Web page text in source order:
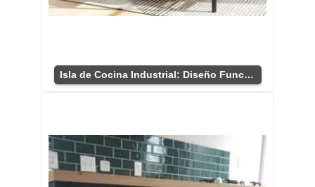
Isla de Cocina Industrial: Diseño Funcional y Chic